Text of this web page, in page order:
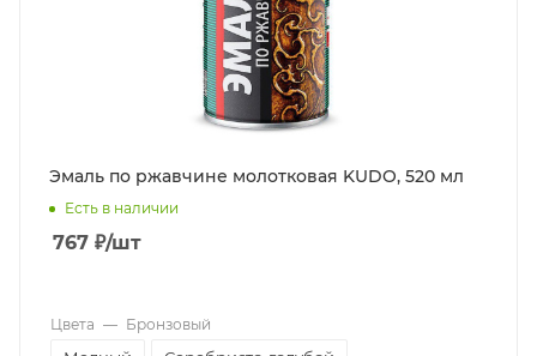
Эмаль по ржавчине молотковая KUDO, 520 мл
Есть в наличии
767 ₽/шт
Цвета — Бронзовый